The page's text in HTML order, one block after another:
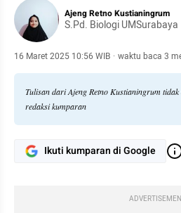
Ajeng Retno Kustianingrum
S.Pd. Biologi UMSurabaya
16 Maret 2025 10:56 WIB · waktu baca 3
Tulisan dari Ajeng Retno Kustianingrum
redaksi kumparan
Ikuti kumparan di Google